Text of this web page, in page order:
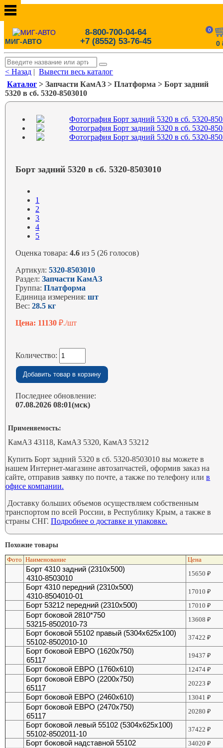
МИГ-АВТО
8-800-700-04-64
+7 (8552) 53-76-45
0
0
< Назад |Вывести весь каталог
Каталог > Запчасти КамАЗ > Платформа > Борт задний
5320 в сб. 5320-8503010
Борт задний 5320 в сб. 5320-8503010
1
2
3
4
5
Оценка товара:4.6 из 5 (26 голосов)
Артикул:5320-8503010
Раздел:Запчасти КамАЗ
Группа:Платформа
Единица измерения:шт
Вес:28.5 кг
Цена: 11130₽./шт
Количество:
Последнее обновление:
07.08.2026 08:01(мск)
Применяемость:
КамАЗ 43118, КамАЗ 5320, КамАЗ 53212
Купить Борт задний 5320 в сб. 5320-8503010 вы можете в
нашем Интернет-магазине автозапчастей, оформив заказ на
сайте, отправив заявку по почте, а также по телефону илив
офисе компании.
Доставку больших объемов осуществляем собственным
транспортом по всей России, в Республику Крым, а также в
страны СНГ.Подробнее о доставке и упаковке.
Похожие товары
Фото Наименование Цена
Борт 4310 задний (2310х500)
4310-8503010
15650₽
Борт 4310 передний (2310х500)
4310-8504010-01
17010₽
Борт 53212 передний (2310х500) 17010₽
Борт боковой 2810*750
53215-8502010-73
13608₽
Борт боковой 55102 правый (5304х625х100)
55102-8502010-10
37422₽
Борт боковой ЕВРО (1620х750)
65117
19437₽
Борт боковой ЕВРО (1760х610) 12474₽
Борт боковой ЕВРО (2200х750)
65117
20223₽
Борт боковой ЕВРО (2460х610) 13041₽
Борт боковой ЕВРО (2470х750)
65117
20280₽
Борт боковой левый 55102 (5304х625х100)
55102-8502011-10
37422₽
Борт боковой надставной 55102 34020₽